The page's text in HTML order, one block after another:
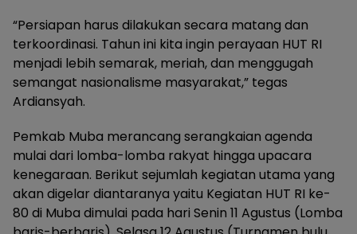
“Persiapan harus dilakukan secara matang dan
terkoordinasi. Tahun ini kita ingin perayaan HUT RI
menjadi lebih semarak, meriah, dan menggugah
semangat nasionalisme masyarakat,” tegas
Ardiansyah.
Pemkab Muba merancang serangkaian agenda
mulai dari lomba-lomba rakyat hingga upacara
kenegaraan. Berikut sejumlah kegiatan utama yang
akan digelar diantaranya yaitu Kegiatan HUT RI ke-
80 di Muba dimulai pada hari Senin 11 Agustus (Lomba